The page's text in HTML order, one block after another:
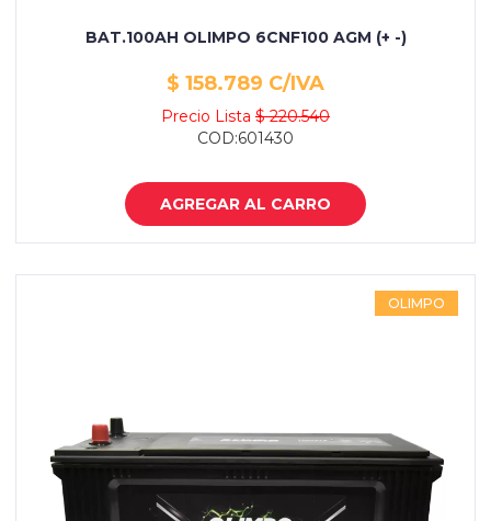
BAT.100AH OLIMPO 6CNF100 AGM (+ -)
$ 158.789 C/IVA
Precio Lista $ 220.540
COD:601430
AGREGAR AL CARRO
OLIMPO